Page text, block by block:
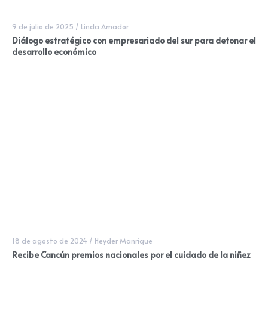
9 de julio de 2025 / Linda Amador
Diálogo estratégico con empresariado del sur para detonar el
desarrollo económico
18 de agosto de 2024 / Heyder Manrique
Recibe Cancún premios nacionales por el cuidado de la niñez